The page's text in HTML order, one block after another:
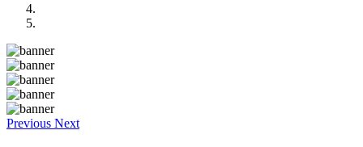
Previous Next